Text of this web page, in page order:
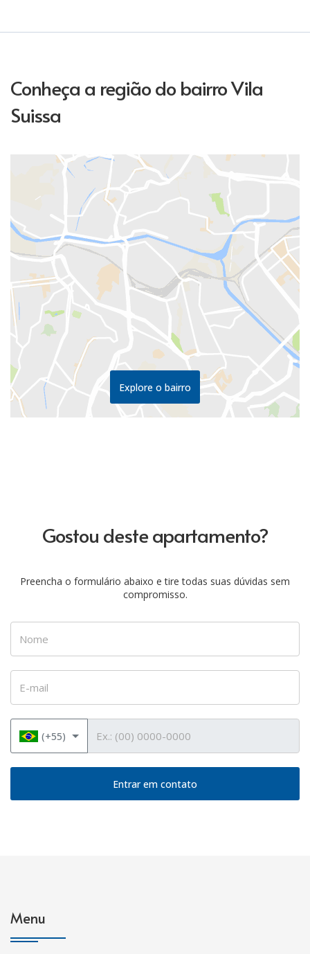
Conheça a região do bairro Vila
Suissa
Explore o bairro
Gostou deste apartamento?
Preencha o formulário abaixo e tire todas suas dúvidas sem
compromisso.
(+55)
Entrar em contato
Menu